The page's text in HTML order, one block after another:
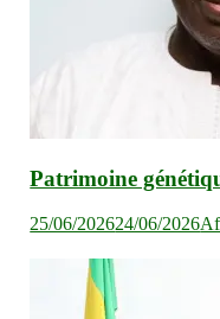
Patrimoine
25/06/202624/06/2026